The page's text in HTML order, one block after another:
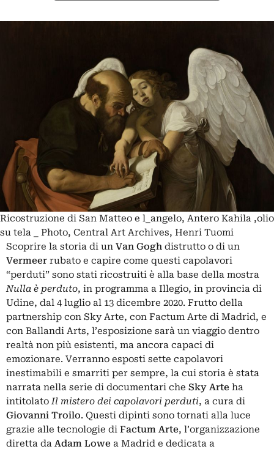
Ricostruzione di San Matteo e l_angelo, Antero Kahila ,olio
su tela _ Photo, Central Art Archives, Henri Tuomi
Scoprire la storia di un Van Gogh distrutto o di un
Vermeer rubato e capire come questi capolavori
“perduti” sono stati ricostruiti è alla base della mostra
Nulla è perduto, in programma a Illegio, in provincia di
Udine, dal 4 luglio al 13 dicembre 2020. Frutto della
partnership con Sky Arte, con Factum Arte di Madrid, e
con Ballandi Arts, l’esposizione sarà un viaggio dentro
realtà non più esistenti, ma ancora capaci di
emozionare. Verranno esposti sette capolavori
inestimabili e smarriti per sempre, la cui storia è stata
narrata nella serie di documentari che Sky Arte ha
intitolato Il mistero dei capolavori perduti, a cura di
Giovanni Troilo. Questi dipinti sono tornati alla luce
grazie alle tecnologie di Factum Arte, l’organizzazione
diretta da Adam Lowe a Madrid e dedicata a